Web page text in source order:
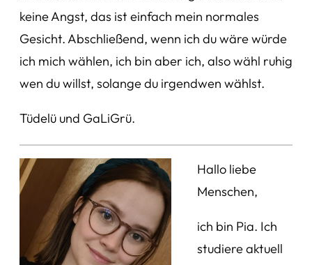
keine Angst, das ist einfach mein normales
Gesicht. Abschließend, wenn ich du wäre würde
ich mich wählen, ich bin aber ich, also wähl ruhig
wen du willst, solange du irgendwen wählst.
Tüdelü und GaLiGrü.
Hallo liebe
Menschen,
ich bin Pia. Ich
studiere aktuell